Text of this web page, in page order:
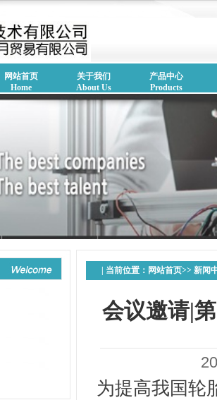
网站首页
Home
关于我们
About Us
产品中心
Products
| 当前位置： 网站首页>> 新闻
会议邀请|
为提高我国轮